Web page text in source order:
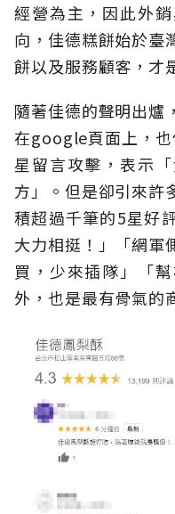
經營為主，因此外
向，佳德糕餅始於臺
餅以及服務顧客，才
隨著佳德的聲明出爐
在google頁面上，
星留言攻擊，表示
方」。但是卻引來許
積超過千筆的5星好
大力相挺！」「網軍
買，少來插隊」「
外，也是最有骨氣的